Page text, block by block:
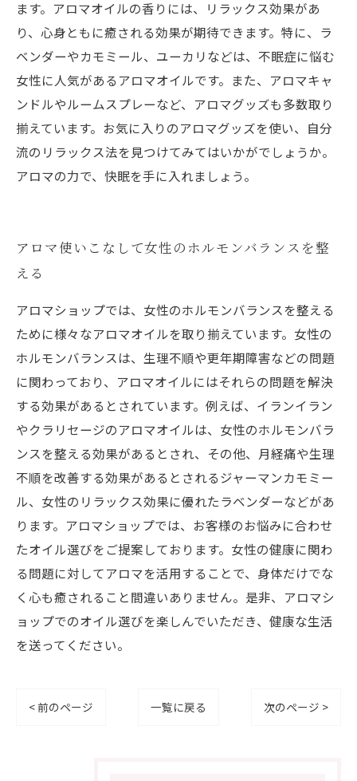
ます。アロマオイルの香りには、リラックス効果があ
り、心身ともに癒される効果が期待できます。特に、ラ
ベンダーやカモミール、ユーカリなどは、不眠症に悩む
女性に人気があるアロマオイルです。また、アロマキャ
ンドルやルームスプレーなど、アロマグッズも多数取り
揃えています。お気に入りのアロマグッズを使い、自分
流のリラックス法を見つけてみてはいかがでしょうか。
アロマの力で、快眠を手に入れましょう。
アロマ使いこなして女性のホルモンバランスを整
える
アロマショップでは、女性のホルモンバランスを整える
ために様々なアロマオイルを取り揃えています。女性の
ホルモンバランスは、生理不順や更年期障害などの問題
に関わっており、アロマオイルにはそれらの問題を解決
する効果があるとされています。例えば、イランイラン
やクラリセージのアロマオイルは、女性のホルモンバラ
ンスを整える効果があるとされ、その他、月経痛や生理
不順を改善する効果があるとされるジャーマンカモミー
ル、女性のリラックス効果に優れたラベンダーなどがあ
ります。アロマショップでは、お客様のお悩みに合わせ
たオイル選びをご提案しております。女性の健康に関わ
る問題に対してアロマを活用することで、身体だけでな
く心も癒されること間違いありません。是非、アロマシ
ョップでのオイル選びを楽しんでいただき、健康な生活
を送ってください。
< 前のページ 一覧に戻る 次のページ >